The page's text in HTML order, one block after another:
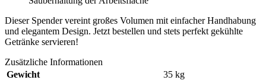
Dieser Spender vereint großes Volumen mit einfacher Handhabung
und elegantem Design. Jetzt bestellen und stets perfekt gekühlte
Getränke servieren!
Zusätzliche Informationen
Gewicht
35 kg